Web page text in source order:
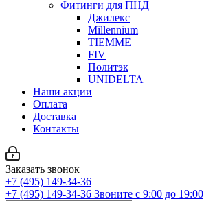
Фитинги для ПНД
Джилекс
Millennium
TIEMME
FIV
Политэк
UNIDELTA
Наши акции
Оплата
Доставка
Контакты
Заказать звонок
+7 (495) 149-34-36
+7 (495) 149-34-36 Звоните с 9:00 до 19:00